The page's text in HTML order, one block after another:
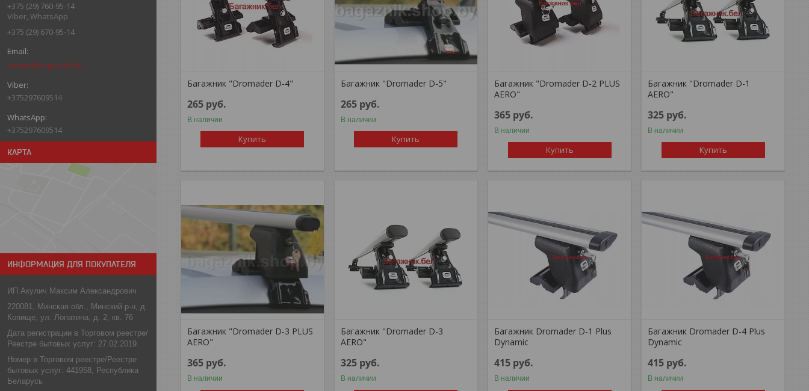
+375 (29) 760-95-14
Viber, WhatsApp
+375 (29) 670-95-14
admin@bagaznik.by
+375297609514
+375297609514
КАРТА
ИНФОРМАЦИЯ ДЛЯ ПОКУПАТЕЛЯ
ИП Акулич Максим Александрович
220081, Минская обл., Минский р-н, д.
Копище, ул. Лопатина, д. 2, кв. 76
Дата регистрации в Торговом реестре/
Реестре бытовых услуг: 27.02.2019
Номер в Торговом реестре/Реестре
бытовых услуг: 441958, Республика
Беларусь
Багажник "Dromader D-4"
265 руб.
В наличии
Купить
Багажник "Dromader D-5"
265 руб.
В наличии
Купить
Багажник "Dromader D-2 PLUS
AERO"
365 руб.
В наличии
Купить
Багажник "Dromader D-1
AERO"
325 руб.
В наличии
Купить
Багажник "Dromader D-3 PLUS
AERO"
365 руб.
В наличии
Багажник "Dromader D-3
AERO"
325 руб.
В наличии
Багажник Dromader D-1 Plus
Dynamic
415 руб.
В наличии
Багажник Dromader D-4 Plus
Dynamic
415 руб.
В наличии